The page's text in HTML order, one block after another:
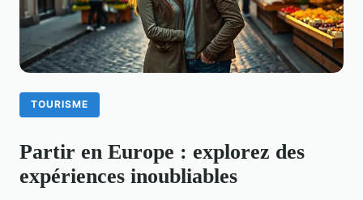
TOURISME
Partir en Europe : explorez des
expériences inoubliables